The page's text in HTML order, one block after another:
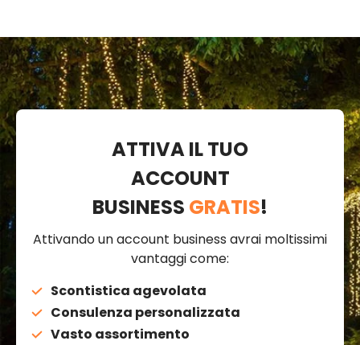
ATTIVA IL TUO
ACCOUNT
BUSINESS GRATIS!
Attivando un account business avrai moltissimi
vantaggi come:
Scontistica agevolata
Consulenza personalizzata
Vasto assortimento